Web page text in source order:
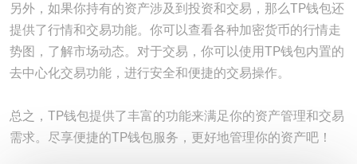
另外，如果你持有的资产涉及到投资和交易，那么TP钱包还
提供了行情和交易功能。你可以查看各种加密货币的行情走
势图，了解市场动态。对于交易，你可以使用TP钱包内置的
去中心化交易功能，进行安全和便捷的交易操作。
总之，TP钱包提供了丰富的功能来满足你的资产管理和交易
需求。尽享便捷的TP钱包服务，更好地管理你的资产吧！